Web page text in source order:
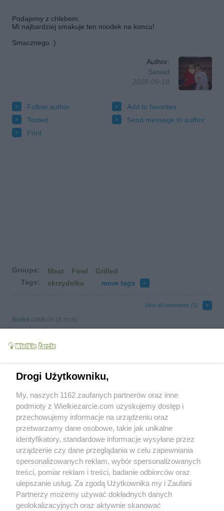
Podajemy z chlebem.
Mi najbardziej smakuje ten miodek na koncu!
Smacznego :)
Author:
Sasiad
2008-09-18
Follow author
Add to favorites
Tested
Send message to author
Print
Groups: Meat Fowl
Grilled
Tags:
skrzydelka more tags
View all comments (5)
Bodek (2008-09-18 19:05)
polecam :)
wychodza:)
Ostatnio robiłam te skrzydełka na obiad
zachwyceni.Supeeeeeer!!!!!!!!!!!Dzięki za
przepis
(2009-07-19 16:47)
Zalewa rewelacyjna. Ja zrobiłam karczek na
grila w tym sosie. Zniknął w jednej chwili. Na
następnego grilla na pewno nie zapomnę
tego sosiku.
hanah30 (2009-07-19 17:16)
euror ja też robię te skrzydełka na grilu a
sosik odparowuję wszyscy zachwceni trochę
Drogi Użytkowniku,
My, naszych 1162 zaufanych partnerów oraz inne
podmioty z Wielkiezarcie.com uzyskujemy dostęp i
przechowujemy informacje na urządzeniu oraz
przetwarzamy dane osobowe, takie jak unikalne
identyfikatory, standardowe informacje wysyłane przez
urządzenie czy dane przeglądania w celu zapewniania
spersonalizowanych reklam, wybór spersonalizowanych
treści, pomiar reklam i treści, badanie odbiorców oraz
ulepszanie usług. Za zgodą Użytkownika my i Zaufani
Partnerzy możemy używać dokładnych danych
geolokalizacyjnych oraz aktywnie skanować